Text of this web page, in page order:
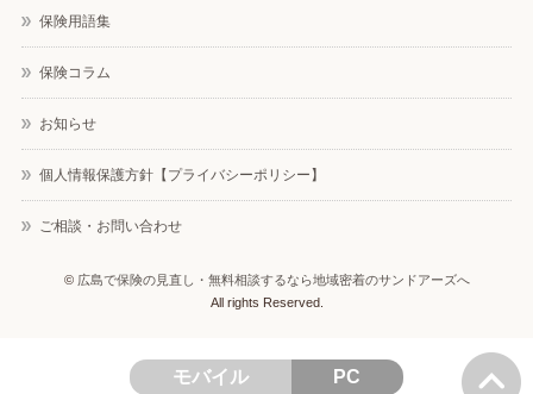
保険用語集
保険コラム
お知らせ
個人情報保護方針【プライバシーポリシー】
ご相談・お問い合わせ
© 広島で保険の見直し・無料相談するなら地域密着のサンドアーズへ
All rights Reserved.
モバイル PC